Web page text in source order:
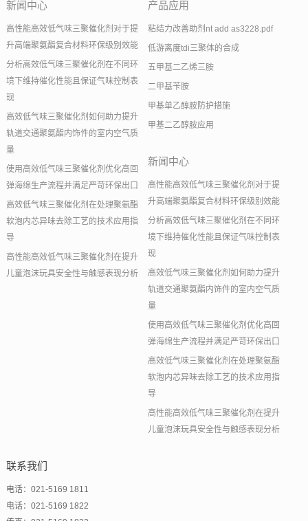
新闻中心
高性能高效低气味三聚催化剂对于提
升高端聚氨酯复合材料环保级别效能
分析高效低气味三聚催化剂在不同环
境下维持催化性能且保证气味控制表
现
高效低气味三聚催化剂如何助力提升
轨道交通聚氨酯内饰件的室内空气质
量
使用高效低气味三聚催化剂优化高回
弹海绵生产流程并满足严苛环保出口
高效低气味三聚催化剂在处理聚氨酯
软泡内芯异味去除工艺的技术应用指
导
高性能高效低气味三聚催化剂在提升
儿童泡沫玩具安全性与触感表现分析
产品应用
粘结力改善助剂nt add as3228.pdf
低游离度tdi三聚体的合成
五甲基二乙烯三胺
二甲基苄胺
甲基单乙醇胺防护措施
甲基二乙醇胺应用
新闻中心
高性能高效低气味三聚催化剂对于提
升高端聚氨酯复合材料环保级别效能
分析高效低气味三聚催化剂在不同环
境下维持催化性能且保证气味控制表
现
高效低气味三聚催化剂如何助力提升
轨道交通聚氨酯内饰件的室内空气质
量
使用高效低气味三聚催化剂优化高回
弹海绵生产流程并满足严苛环保出口
高效低气味三聚催化剂在处理聚氨酯
软泡内芯异味去除工艺的技术应用指
导
高性能高效低气味三聚催化剂在提升
儿童泡沫玩具安全性与触感表现分析
联系我们
电话：021-5169 1811
电话：021-5169 1822